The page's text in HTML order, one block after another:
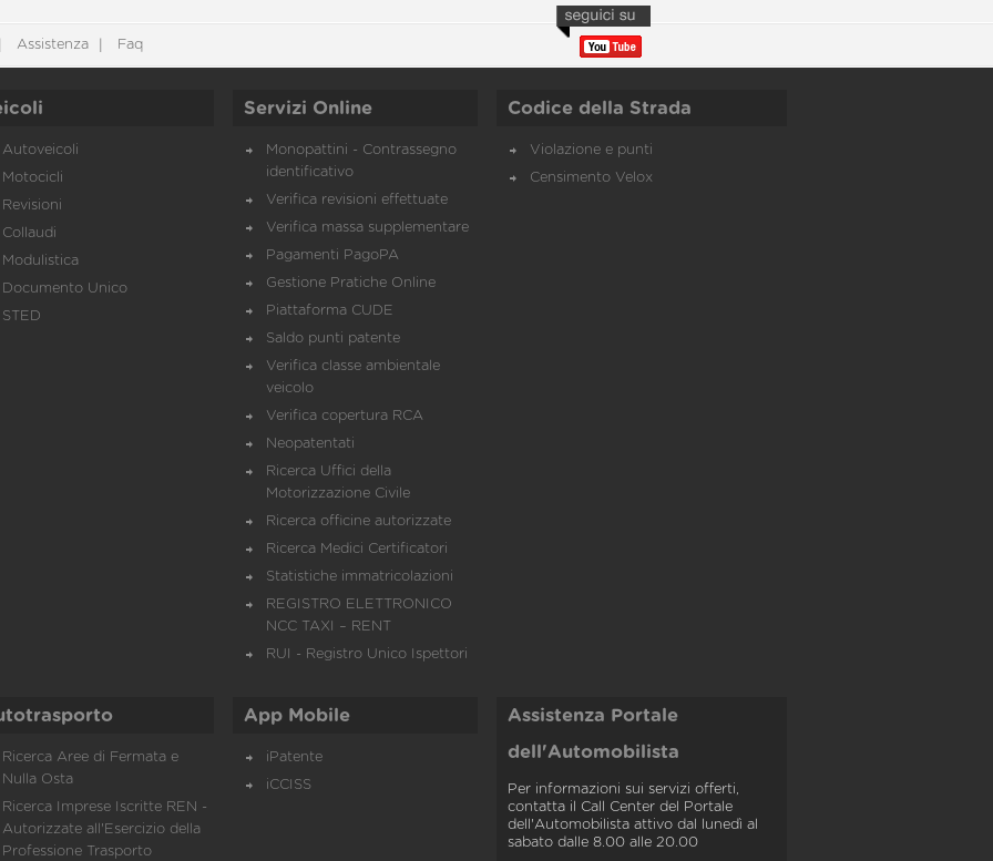
Assistenza Faq
Autoveicoli
Motocicli
Revisioni
Collaudi
Modulistica
Documento Unico
STED
Servizi Online
Monopattini - Contrassegno
identificativo
Verifica revisioni effettuate
Verifica massa supplementare
Pagamenti PagoPA
Gestione Pratiche Online
Piattaforma CUDE
Saldo punti patente
Verifica classe ambientale
veicolo
Verifica copertura RCA
Neopatentati
Ricerca Uffici della
Motorizzazione Civile
Ricerca officine autorizzate
Ricerca Medici Certificatori
Statistiche immatricolazioni
REGISTRO ELETTRONICO
NCC TAXI – RENT
RUI - Registro Unico Ispettori
Codice della Strada
Violazione e punti
Censimento Velox
Ricerca Aree di Fermata e
Nulla Osta
Ricerca Imprese Iscritte REN -
Autorizzate all'Esercizio della
Professione Trasporto
App Mobile
iPatente
iCCISS
Assistenza Portale
dell'Automobilista
Per informazioni sui servizi offerti,
contatta il Call Center del Portale
dell'Automobilista attivo dal lunedì al
sabato dalle 8.00 alle 20.00